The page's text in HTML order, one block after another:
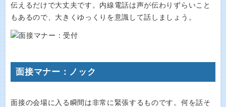
伝えるだけで大丈夫です。内線電話は声が伝わりずらいこと
もあるので、大きくゆっくりを意識して話しましょう。
面接マナー：ノック
面接の会場に入る瞬間は非常に緊張するものです。何を話そ